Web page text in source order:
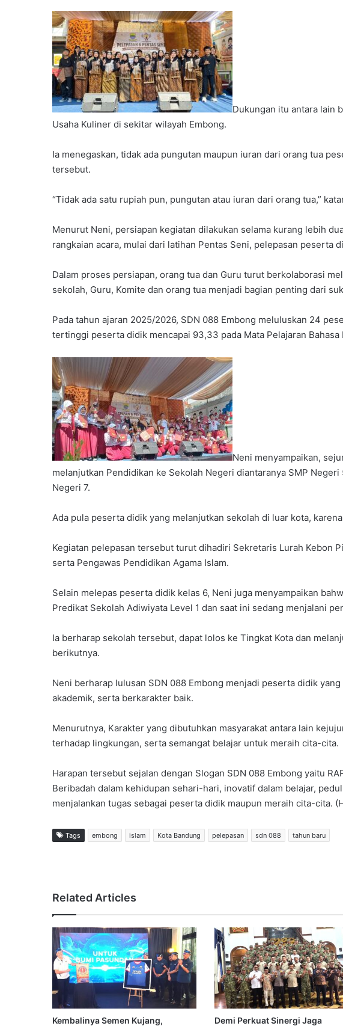
Dukungan itu antara lain
Usaha Kuliner di sekitar wilayah Embong.
Ia menegaskan, tidak ada pungutan maupun iuran dari orang tua
tersebut.
“Tidak ada satu rupiah pun, pungutan atau iuran dari orang tua,”
Menurut Neni, persiapan kegiatan dilakukan selama kurang lebih
rangkaian acara, mulai dari latihan Pentas Seni, pelepasan peserta
Dalam proses persiapan, orang tua dan Guru turut berkolaborasi
sekolah, Guru, Komite dan orang tua menjadi bagian penting dari
Pada tahun ajaran 2025/2026, SDN 088 Embong meluluskan 24
tertinggi peserta didik mencapai 93,33 pada Mata Pelajaran Bahasa
Neni menyampaikan,
melanjutkan Pendidikan ke Sekolah Negeri diantaranya SMP
Negeri 7.
Ada pula peserta didik yang melanjutkan sekolah di luar kota,
Kegiatan pelepasan tersebut turut dihadiri Sekretaris Lurah Kebon
serta Pengawas Pendidikan Agama Islam.
Selain melepas peserta didik kelas 6, Neni juga menyampaikan
Predikat Sekolah Adiwiyata Level 1 dan saat ini sedang menjalani
Ia berharap sekolah tersebut, dapat lolos ke Tingkat Kota dan
berikutnya.
Neni berharap lulusan SDN 088 Embong menjadi peserta didik
akademik, serta berkarakter baik.
Menurutnya, Karakter yang dibutuhkan masyarakat antara lain
terhadap lingkungan, serta semangat belajar untuk meraih cita-cita.
Harapan tersebut sejalan dengan Slogan SDN 088 Embong yaitu
Beribadah dalam kehidupan sehari-hari, inovatif dalam belajar,
menjalankan tugas sebagai peserta didik maupun meraih cita-cita.
Tags embong islam Kota Bandung pelepasan sdn 088 tahun baru
Related Articles
Kembalinya Semen Kujang, Demi Perkuat Sinergi Jaga